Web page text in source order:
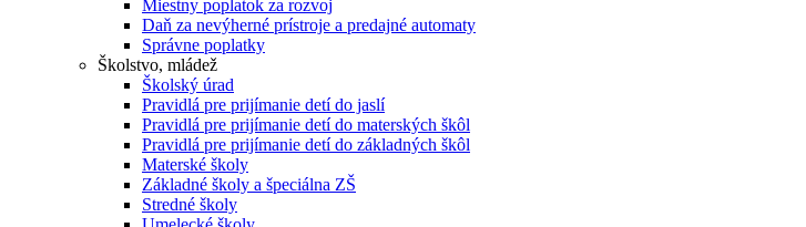
Miestny poplatok za rozvoj
Daň za nevýherné prístroje a predajné automaty
Správne poplatky
Školstvo, mládež
Školský úrad
Pravidlá pre prijímanie detí do jaslí
Pravidlá pre prijímanie detí do materských škôl
Pravidlá pre prijímanie detí do základných škôl
Materské školy
Základné školy a špeciálna ZŠ
Stredné školy